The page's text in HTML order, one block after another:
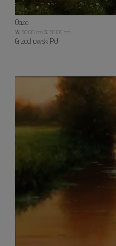
Oaza
W: 50.00 cm S: 50.00 cm
Grzechowski Piotr